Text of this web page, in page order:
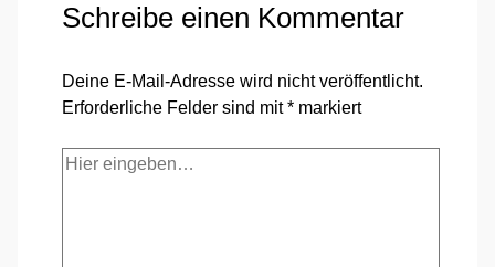
Schreibe einen Kommentar
Deine E-Mail-Adresse wird nicht veröffentlicht.
Erforderliche Felder sind mit* markiert
Hier